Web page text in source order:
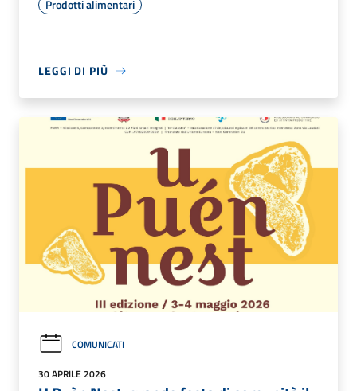
Prodotti alimentari
LEGGI DI PIÙ
COMUNICATI
30 APRILE 2026